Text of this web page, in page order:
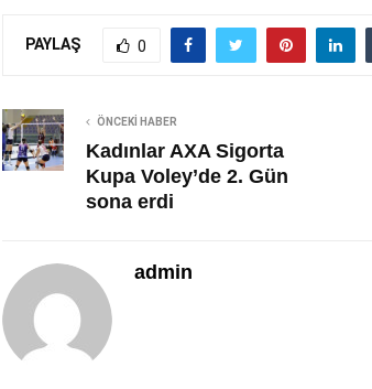
PAYLAŞ 0
ÖNCEKI HABER
Kadınlar AXA Sigorta
Kupa Voley’de 2. Gün
sona erdi
admin